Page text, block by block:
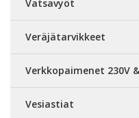
Vatsavyöt
Veräjätarvikkeet
Verkkopaimenet 230V
Vesiastiat